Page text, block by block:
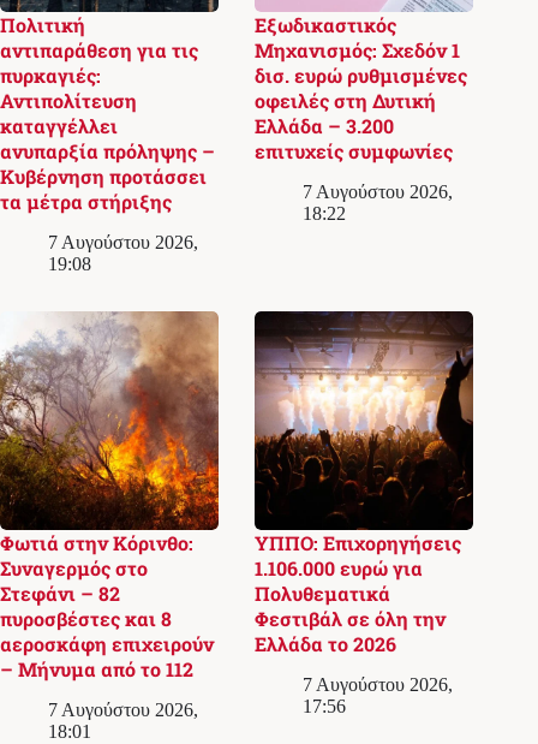
Πολιτική
αντιπαράθεση για τις
πυρκαγιές:
Αντιπολίτευση
καταγγέλλει
ανυπαρξία πρόληψης –
Κυβέρνηση προτάσσει
τα μέτρα στήριξης
7 Αυγούστου 2026,
19:08
Εξωδικαστικός
Μηχανισμός: Σχεδόν 1
δισ. ευρώ ρυθμισμένες
οφειλές στη Δυτική
Ελλάδα – 3.200
επιτυχείς συμφωνίες
7 Αυγούστου 2026,
18:22
Φωτιά στην Κόρινθο:
Συναγερμός στο
Στεφάνι – 82
πυροσβέστες και 8
αεροσκάφη επιχειρούν
– Μήνυμα από το 112
7 Αυγούστου 2026,
18:01
ΥΠΠΟ: Επιχορηγήσεις
1.106.000 ευρώ για
Πολυθεματικά
Φεστιβάλ σε όλη την
Ελλάδα το 2026
7 Αυγούστου 2026,
17:56